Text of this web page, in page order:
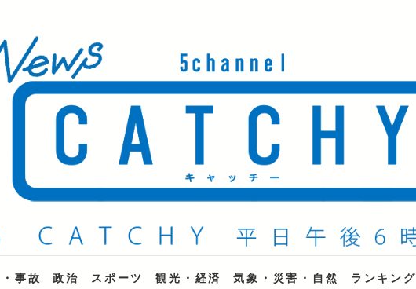
事故 政治 スポーツ 観光・経済 気象・災害・自然 ランキング